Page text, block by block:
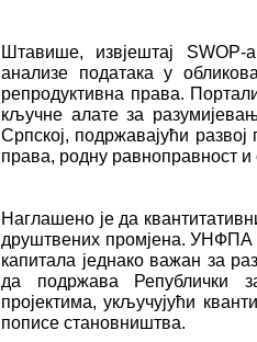
Штавише, извјештај
анализе података у
репродуктивна права.
кључне алате за
Српској, подржавајући
права, родну равноправност и
Наглашено је да
друштвених промјена. УНФПА
капитала једнако важан за
да подржава Републички
пројектима, укључујући
пописе становништва.